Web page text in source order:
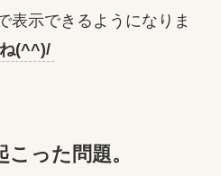
表示できるようになりま
(^^)/
った問題。